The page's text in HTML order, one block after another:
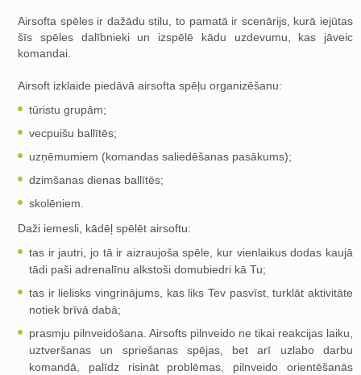
Airsofta spēles ir dažādu stilu, to pamatā ir scenārijs, kurā iejūtas
šīs spēles dalībnieki un izspēlē kādu uzdevumu, kas jāveic
komandai.
Airsoft izklaide piedāvā airsofta spēļu organizēšanu:
tūristu grupām;
vecpuišu ballītēs;
uzņēmumiem (komandas saliedēšanas pasākums);
dzimšanas dienas ballītēs;
skolēniem.
Daži iemesli, kādēļ spēlēt airsoftu:
tas ir jautri, jo tā ir aizraujoša spēle, kur vienlaikus dodas kaujā
tādi paši adrenalīnu alkstoši domubiedri kā Tu;
tas ir lielisks vingrinājums, kas liks Tev pasvīst, turklāt aktivitāte
notiek brīvā dabā;
prasmju pilnveidošana. Airsofts pilnveido ne tikai reakcijas laiku,
uztveršanas un spriešanas spējas, bet arī uzlabo darbu
komandā, palīdz risināt problēmas, pilnveido orientēšanās